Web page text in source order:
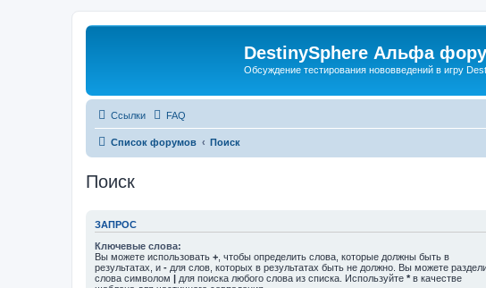
DestinySphere Альфа
Обсуждение тестирования нововведений в игру
Ссылки FAQ
Список форумов Поиск
Поиск
ЗАПРОС
Ключевые слова:
Вы можете использовать + , чтобы определить слова, которые должны быть в
результатах, и - для слов, которых в результатах быть не должно. Вы можете
слова символом | для поиска любого слова из списка. Используйте * в качестве